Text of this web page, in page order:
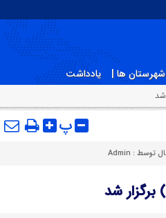
شهرستان ها | یادداشت
شد
پ
توسط : Admin
برگزار شد